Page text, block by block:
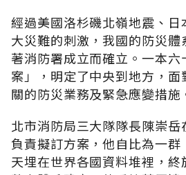
經過美國洛杉磯北嶺地震、
大災難的刺激，我國的防災
著消防署成立而確立。一本
案」，明定了中央到地方，
關的防災業務及緊急應變措施
北市消防局三大隊隊長陳崇岳
負責擬訂方案，他自比為一
天埋在世界各國資料堆裡，